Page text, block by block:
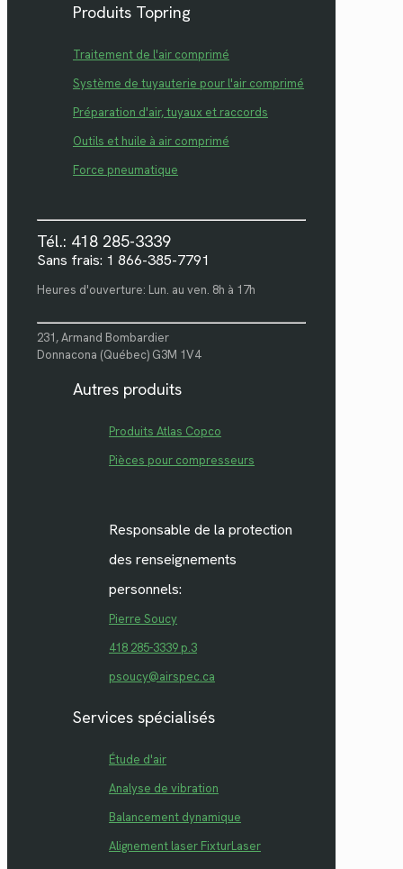
Produits Topring
Traitement de l'air comprimé
Système de tuyauterie pour l'air comprimé
Préparation d'air, tuyaux et raccords
Outils et huile à air comprimé
Force pneumatique
Tél.: 418 285-3339
Sans frais: 1 866-385-7791
Heures d'ouverture: Lun. au ven. 8h à 17h
231, Armand Bombardier
Donnacona (Québec) G3M 1V4
Autres produits
Produits Atlas Copco
Pièces pour compresseurs
Responsable de la protection
des renseignements
personnels:
Pierre Soucy
418 285-3339 p.3
psoucy@airspec.ca
Services spécialisés
Étude d'air
Analyse de vibration
Balancement dynamique
Alignement laser FixturLaser